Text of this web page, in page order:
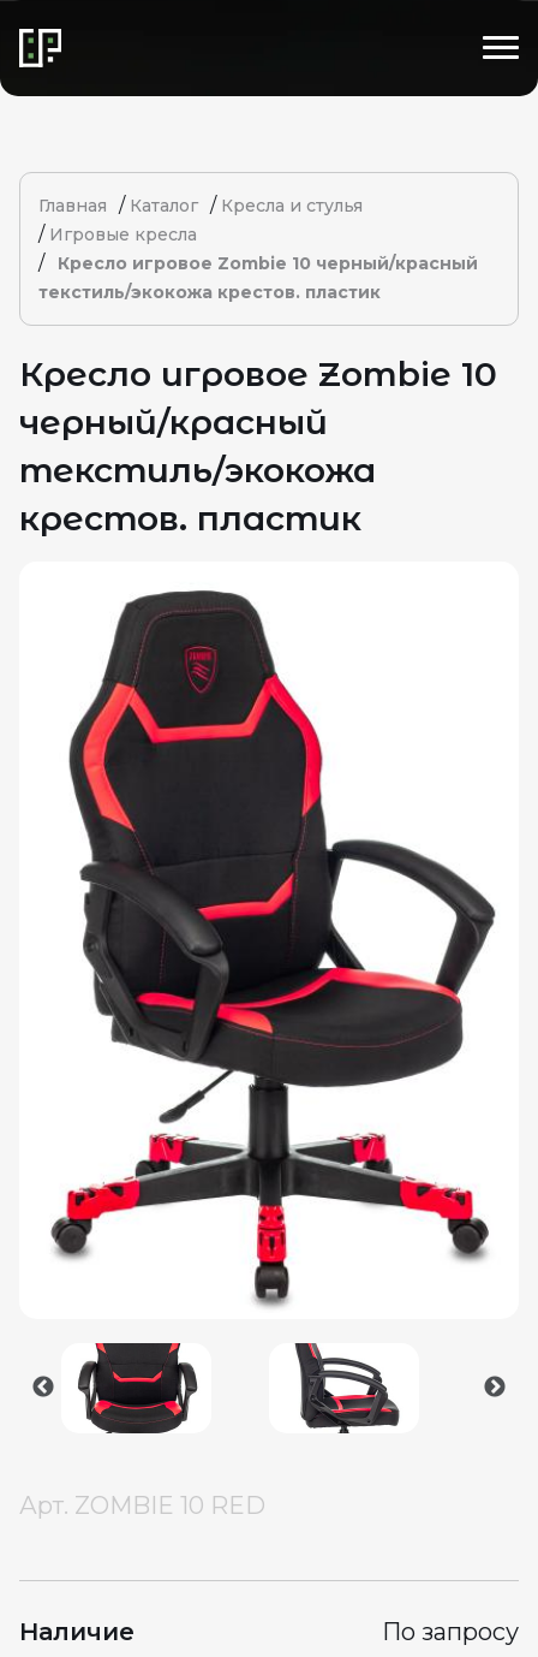
Главная / Каталог / Кресла и стулья
/ Игровые кресла
/
Кресло игровое Zombie 10 черный/красный
текстиль/экокожа крестов. пластик
Кресло игровое Zombie 10
черный/красный
текстиль/экокожа
крестов. пластик
Арт. ZOMBIE 10 RED
Наличие По запросу